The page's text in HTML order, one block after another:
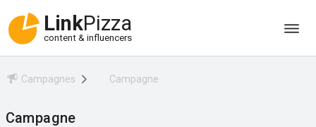
LinkPizza
content & influencers
Campagnes Campagne
Campagne